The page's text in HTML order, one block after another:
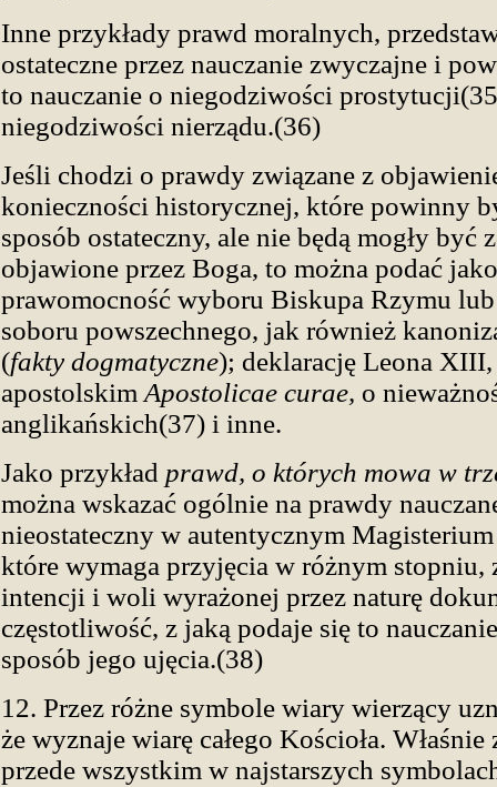
Inne przykłady prawd moralnych,
ostateczne przez nauczanie zwyczajne i
to nauczanie o niegodziwości
niegodziwości nierządu.(36)
Jeśli chodzi o prawdy związane z
konieczności historycznej, które powinny
sposób ostateczny, ale nie będą mogły być
objawione przez Boga, to można podać
prawomocność wyboru Biskupa Rzymu
soboru powszechnego, jak również
(fakty dogmatyczne); deklarację Leona
apostolskim Apostolicae curae, o
anglikańskich(37) i inne.
Jako przykład prawd, o których mowa w
można wskazać ogólnie na prawdy
nieostateczny w autentycznym
które wymaga przyjęcia w różnym stopniu,
intencji i woli wyrażonej przez naturę
częstotliwość, z jaką podaje się to
sposób jego ujęcia.(38)
12. Przez różne symbole wiary wierzący
że wyznaje wiarę całego Kościoła.
przede wszystkim w najstarszych